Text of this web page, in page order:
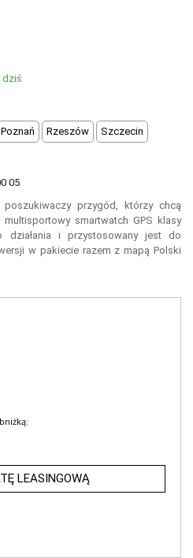
dziś
Poznań Rzeszów
Szczecin
05
przygód, którzy chcą
smartwatch GPS klasy
działania i przystosowany jest do
w pakiecie razem z mapą Polski
LEASINGOWĄ